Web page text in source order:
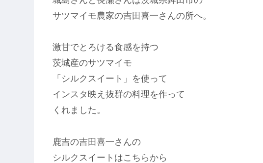
サツマイモ農家の吉田喜一さんの所へ。
激甘でとろける食感を持つ
茨城産のサツマイモ
「シルクスイート」を使って
インスタ映え抜群の料理を作って
くれました。
鹿吉の吉田喜一さんの
シルクスイートはこちらから